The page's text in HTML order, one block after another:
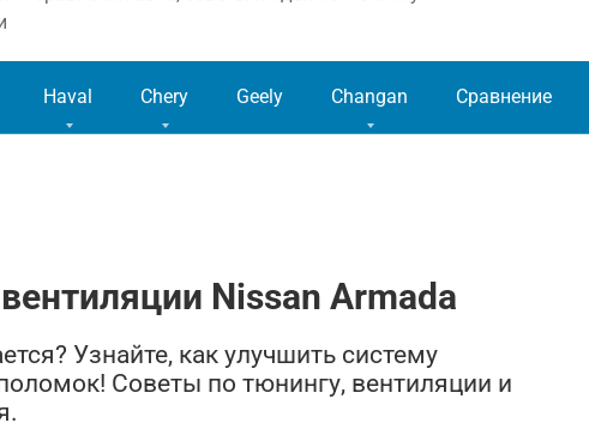
Haval Chery Geely Changan Сравнение
Nissan Armada
Узнайте, как улучшить систему
Советы по тюнингу, вентиляции и